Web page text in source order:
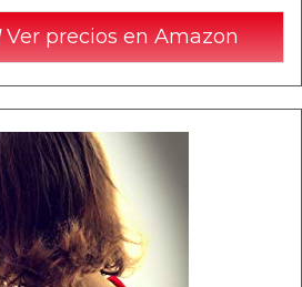
Ver precios en Amazon